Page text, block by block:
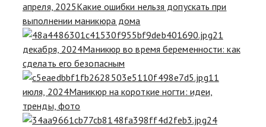
апреля, 2025Какие ошибки нельзя допускать при
выполнении маникюра дома
21
декабря, 2024Маникюр во время беременности: как
сделать его безопасным
11
июля, 2024Маникюр на короткие ногти: идеи,
тренды, фото
24